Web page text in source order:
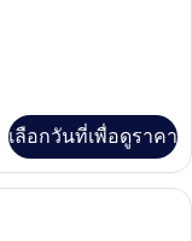
เลือกวันที่เพื่อดูราคา
ดับเบิล | เครื่องนอนระดับ